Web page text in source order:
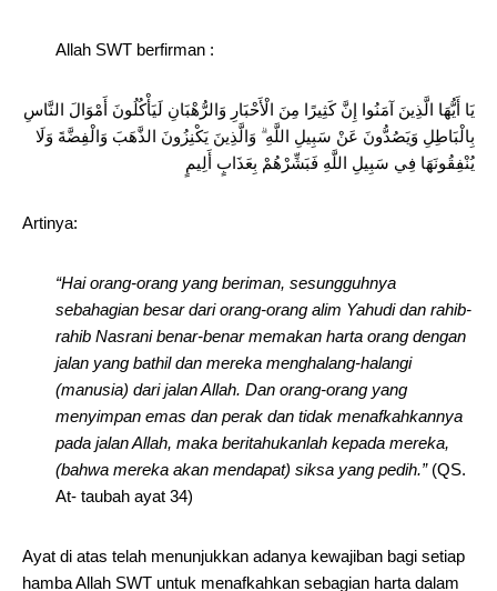
Allah SWT berfirman :
يَا أَيُّهَا الَّذِينَ آمَنُوا إِنَّ كَثِيرًا مِنَ الْأَحْبَارِ وَالرُّهْبَانِ لَيَأْكُلُونَ أَمْوَالَ النَّاسِ
بِالْبَاطِلِ وَيَصُدُّونَ عَنْ سَبِيلِ اللَّهِ ۗ وَالَّذِينَ يَكْنِزُونَ الذَّهَبَ وَالْفِضَّةَ وَلَا
يُنْفِقُونَهَا فِي سَبِيلِ اللَّهِ فَبَشِّرْهُمْ بِعَذَابٍ أَلِيمٍ
Artinya:
“Hai orang-orang yang beriman, sesungguhnya
sebahagian besar dari orang-orang alim Yahudi dan rahib-
rahib Nasrani benar-benar memakan harta orang dengan
jalan yang bathil dan mereka menghalang-halangi
(manusia) dari jalan Allah. Dan orang-orang yang
menyimpan emas dan perak dan tidak menafkahkannya
pada jalan Allah, maka beritahukanlah kepada mereka,
(bahwa mereka akan mendapat) siksa yang pedih.”(QS.
At- taubah ayat 34)
Ayat di atas telah menunjukkan adanya kewajiban bagi setiap
hamba Allah SWT untuk menafkahkan sebagian harta dalam